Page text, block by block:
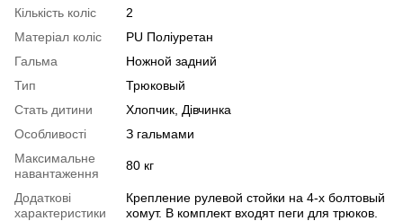
Кількість коліс
2
Матеріал коліс
PU Поліуретан
Гальма
Ножной задний
Тип
Трюковый
Стать дитини
Хлопчик, Дівчинка
Особливості
З гальмами
Максимальне
навантаження
80 кг
Додаткові
характеристики
Крепление рулевой стойки на 4-х болтовый
хомут. В комплект входят пеги для трюков.